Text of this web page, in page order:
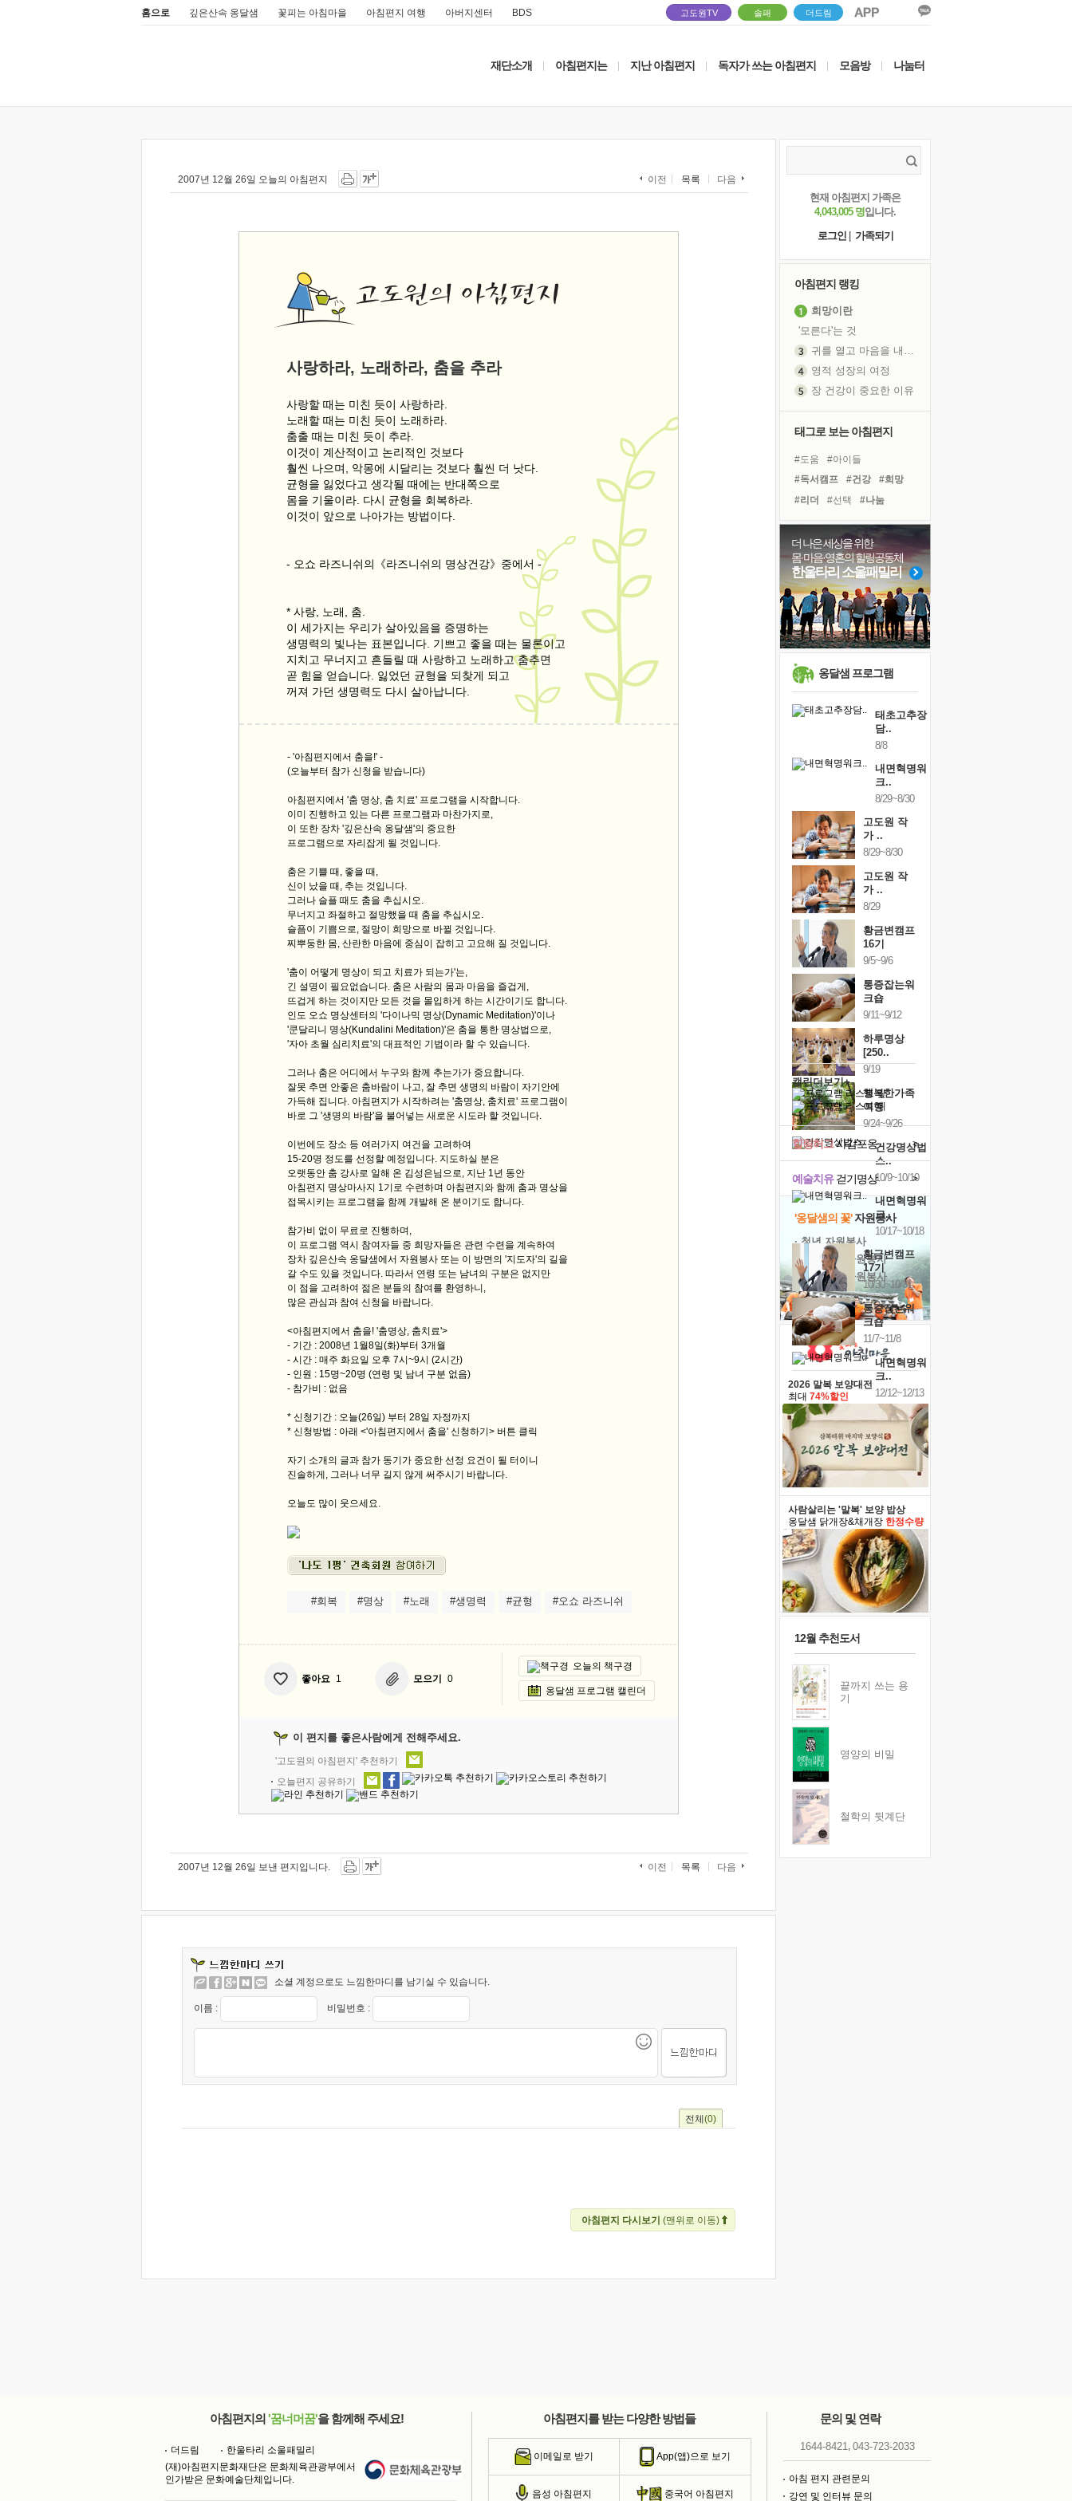
홈으로 깊은산속 옹달샘 꽃피는 아침마을 아침편지 여행 아버지센터 BDS 고도원TV 솔패 더드림
재단소개 아침편지는 지난 아침편지 독자가 쓰는 아침편지 모음방 나눔터
2007년 12월 26일 오늘의 아침편지 이전 목록 다음
사랑하라, 노래하라, 춤을 추라
사랑할 때는 미친 듯이 사랑하라.
노래할 때는 미친 듯이 노래하라.
춤출 때는 미친 듯이 추라.
이것이 계산적이고 논리적인 것보다
훨씬 나으며, 악몽에 시달리는 것보다 훨씬 더 낫다.
균형을 잃었다고 생각될 때에는 반대쪽으로
몸을 기울이라. 다시 균형을 회복하라.
이것이 앞으로 나아가는 방법이다.
- 오쇼 라즈니쉬의《라즈니쉬의 명상건강》중에서 -
* 사랑, 노래, 춤.
이 세가지는 우리가 살아있음을 증명하는
생명력의 빛나는 표본입니다. 기쁘고 좋을 때는 물론이고
지치고 무너지고 흔들릴 때 사랑하고 노래하고 춤추면
곧 힘을 얻습니다. 잃었던 균형을 되찾게 되고
꺼져 가던 생명력도 다시 살아납니다.
- '아침편지에서 춤을!' -
(오늘부터 참가 신청을 받습니다)
아침편지에서 '춤 명상, 춤 치료' 프로그램을 시작합니다.
이미 진행하고 있는 다른 프로그램과 마찬가지로,
이 또한 장차 '깊은산속 옹달샘'의 중요한
프로그램으로 자리잡게 될 것입니다.
춤은 기쁠 때, 좋을 때,
신이 났을 때, 추는 것입니다.
그러나 슬플 때도 춤을 추십시오.
무너지고 좌절하고 절망했을 때 춤을 추십시오.
슬픔이 기쁨으로, 절망이 희망으로 바뀔 것입니다.
찌뿌둥한 몸, 산란한 마음에 중심이 잡히고 고요해 질 것입니다.
'춤이 어떻게 명상이 되고 치료가 되는가'는,
긴 설명이 필요없습니다. 춤은 사람의 몸과 마음을 즐겁게,
뜨겁게 하는 것이지만 모든 것을 몰입하게 하는 시간이기도 합니다.
인도 오쇼 명상센터의 '다이나믹 명상(Dynamic Meditation)'이나
'쿤달리니 명상(Kundalini Meditation)'은 춤을 통한 명상법으로,
'자아 초월 심리치료'의 대표적인 기법이라 할 수 있습니다.
그러나 춤은 어디에서 누구와 함께 추는가가 중요합니다.
잘못 추면 안좋은 춤바람이 나고, 잘 추면 생명의 바람이 자기안에
가득해 집니다. 아침편지가 시작하려는 '춤명상, 춤치료' 프로그램이
바로 그 '생명의 바람'을 불어넣는 새로운 시도라 할 것입니다.
이번에도 장소 등 여러가지 여건을 고려하여
15-20명 정도를 선정할 예정입니다. 지도하실 분은
오랫동안 춤 강사로 일해 온 김성은님으로, 지난 1년 동안
아침편지 명상마사지 1기로 수련하며 아침편지와 함께 춤과 명상을
접목시키는 프로그램을 함께 개발해 온 분이기도 합니다.
참가비 없이 무료로 진행하며,
이 프로그램 역시 참여자들 중 희망자들은 관련 수련을 계속하여
장차 깊은산속 옹달샘에서 자원봉사 또는 이 방면의 '지도자'의 길을
갈 수도 있을 것입니다. 따라서 연령 또는 남녀의 구분은 없지만
이 점을 고려하여 젊은 분들의 참여를 환영하니,
많은 관심과 참여 신청을 바랍니다.
<아침편지에서 춤을! '춤명상, 춤치료'>
- 기간 : 2008년 1월8일(화)부터 3개월
- 시간 : 매주 화요일 오후 7시~9시 (2시간)
- 인원 : 15명~20명 (연령 및 남녀 구분 없음)
- 참가비 : 없음
* 신청기간 : 오늘(26일) 부터 28일 자정까지
* 신청방법 : 아래 <'아침편지에서 춤을' 신청하기> 버튼 클릭
자기 소개의 글과 참가 동기가 중요한 선정 요건이 될 터이니
진솔하게, 그러나 너무 길지 않게 써주시기 바랍니다.
오늘도 많이 웃으세요.
#회복 #명상 #노래 #생명력 #균형 #오쇼 라즈니쉬
좋아요 1 모으기 0
오늘의 책구경
옹달샘 프로그램 캘린더
이 편지를 좋은사람에게 전해주세요.
'고도원의 아침편지' 추천하기
오늘편지 공유하기
2007년 12월 26일 보낸 편지입니다. 이전 목록 다음
소셜 계정으로도 느낌한마디를 남기실 수 있습니다.
이름 : 비밀번호 :
전체(0)
아침편지 다시보기 (맨위로 이동)
현재 아침편지 가족은
4,043,005 명입니다.
로그인
가족되기
아침편지 랭킹
희망이란
'모른다'는 것
귀를 열고 마음을 내어주고
영적 성장의 여정
장 건강이 중요한 이유
흙이 된 몸으로 출근하는 여자
꿈이 실제가 되는 것
'말 타는 법'을 먼저
졸업식 사진을 보며
아픈 아버지를 위한 공간 설계
극심한 변비, 어깨결림, 수면 장애
보고 싶은 어머니
유년 시절의 부산 영도 바다
못된 꼰대들
거울 속의 나
태그로 보는 아침편지
#도움
#아이들
#독서캠프
#건강
#희망
#리더
#선택
#나눔
#면역력
#사람
#다짐
#비전캠프
#명상
#삶
#극복
#유튜브
#링컨학교
#독서
#힐링
#계획
#위기
더 나은 세상을 위한
몸·마음·영혼의 힐링공동체
한울타리 소울패밀리
옹달샘 프로그램
태초고추장
담..
8/8
내면혁명워
크..
8/29~8/30
고도원 작
가 ..
8/29~8/30
고도원 작
가 ..
8/29
황금변캠프
16기
9/5~9/6
통증잡는워
크숍
9/11~9/12
하루명상
[250..
9/19
행복한가족
여행
9/24~9/26
건강명상법
스..
10/9~10/10
내면혁명워
크..
10/17~10/18
황금변캠프
17기
10/30~10/31
통증잡는워
크숍
11/7~11/8
내면혁명워
크..
12/12~12/13
캘린더보기+
예술치유걷기명상 >
힐링허그사감포옹 >
'옹달샘의 꽃'자원봉사
· 청년 자원봉사
· 금빛청년 자원봉사
· 음식연구 자원봉사
2026 말복 보양대전
최대 74%할인
사람살리는 '말복' 보양 밥상
옹달샘 닭개장&채개장 한정수량
12월 추천도서
끝까지 쓰는 용
기
영양의 비밀
철학의 뒷계단
아침편지의 '꿈너머꿈'을 함께해 주세요!
더드림
한울타리 소울패밀리
(재)아침편지문화재단은 문화체육관광부에서
인가받은 문화예술단체입니다.
아침편지를 받는 다양한 방법들
이메일로 받기 App(앱)으로 보기
음성 아침편지 중국어 아침편지
문의 및 연락
1644-8421 043-723-2033
아침 편지 관련문의
강연 및 인터뷰 문의